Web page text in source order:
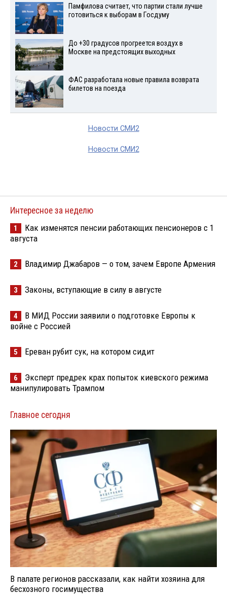
Памфилова считает, что партии стали лучше
готовиться к выборам в Госдуму
До +30 градусов прогреется воздух в
Москве на предстоящих выходных
ФАС разработала новые правила возврата
билетов на поезда
Новости СМИ2
Новости СМИ2
Интересное за неделю
1
Как изменятся пенсии работающих пенсионеров с 1
августа
2 Владимир Джабаров — о том, зачем Европе Армения
3 Законы, вступающие в силу в августе
4
В МИД России заявили о подготовке Европы к
войне с Россией
5 Ереван рубит сук, на котором сидит
6
Эксперт предрек крах попыток киевского режима
манипулировать Трампом
Главное сегодня
В палате регионов рассказали, как найти хозяина для
бесхозного госимущества